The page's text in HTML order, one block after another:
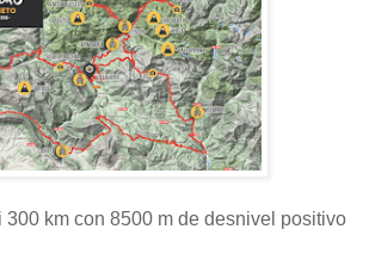
300 km con 8500 m de desnivel positivo